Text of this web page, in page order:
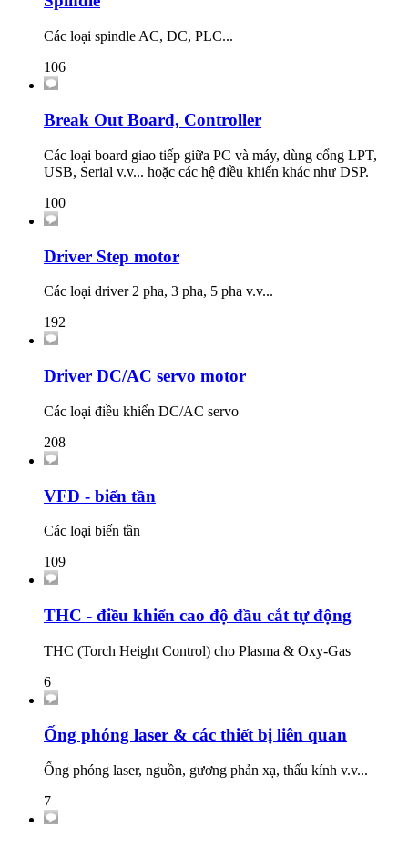
Các loại spindle AC, DC, PLC...
106
Break Out Board, Controller
Các loại board giao tiếp giữa PC và máy, dùng cổng LPT,
USB, Serial v.v... hoặc các hệ điều khiển khác như DSP.
100
Driver Step motor
Các loại driver 2 pha, 3 pha, 5 pha v.v...
192
Driver DC/AC servo motor
Các loại điều khiển DC/AC servo
208
VFD - biến tần
Các loại biến tần
109
THC - điều khiển cao độ đầu cắt tự động
THC (Torch Height Control) cho Plasma & Oxy-Gas
6
Ống phóng laser & các thiết bị liên quan
Ống phóng laser, nguồn, gương phản xạ, thấu kính v.v...
7